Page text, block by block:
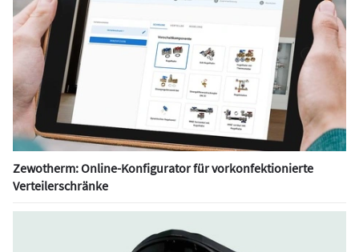
Zewotherm: Online-Konfigurator für vorkonfektionierte
Verteilerschränke